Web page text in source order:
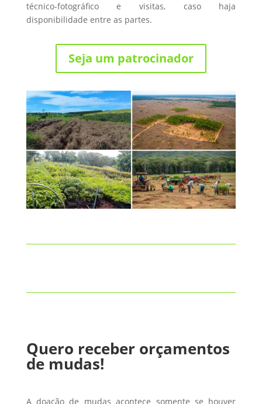
técnico-fotográfico e visitas, caso haja
disponibilidade entre as partes.
Seja um patrocinador
Quero receber orçamentos
de mudas!
A doação de mudas acontece somente se houver